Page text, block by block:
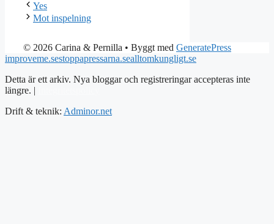
Yes
Mot inspelning
© 2026 Carina & Pernilla • Byggt med GeneratePress
improveme.sestoppapressarna.sealltomkungligt.se
Detta är ett arkiv. Nya bloggar och registreringar accepteras inte
längre. |
Drift & teknik: Adminor.net